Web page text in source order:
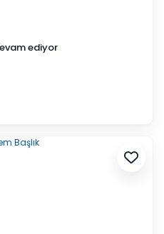
ediyor